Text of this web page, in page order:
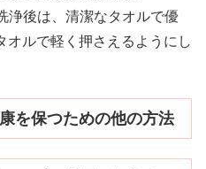
浄後は、清潔なタオルで優
オルで軽く押さえるようにし
を保つための他の方法